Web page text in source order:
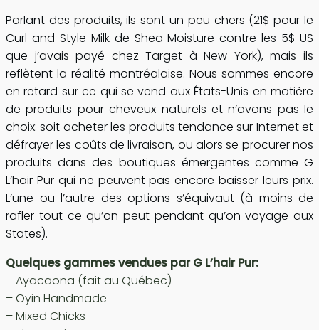
Parlant des produits, ils sont un peu chers (21$ pour le
Curl and Style Milk de Shea Moisture contre les 5$ US
que j’avais payé chez Target à New York), mais ils
reflètent la réalité montréalaise. Nous sommes encore
en retard sur ce qui se vend aux États-Unis en matière
de produits pour cheveux naturels et n’avons pas le
choix: soit acheter les produits tendance sur Internet et
défrayer les coûts de livraison, ou alors se procurer nos
produits dans des boutiques émergentes comme G
L’hair Pur qui ne peuvent pas encore baisser leurs prix.
L’une ou l’autre des options s’équivaut (à moins de
rafler tout ce qu’on peut pendant qu’on voyage aux
States).
Quelques gammes vendues par G L’hair Pur:
– Ayacaona (fait au Québec)
– Oyin Handmade
– Mixed Chicks